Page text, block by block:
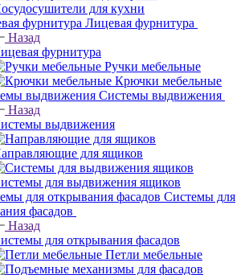
для кухни
Лицевая фурнитура
Назад
фурнитура
Ручки мебельные
Крючки мебельные
Системы выдвижения
Назад
выдвижения
для ящиков
для выдвижения ящиков
Системы для
фасадов
Назад
для открывания фасадов
Петли мебельные